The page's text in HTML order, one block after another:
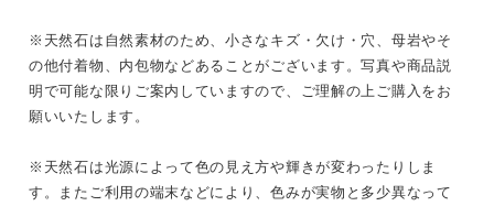
※天然石は自然素材のため、小さなキズ・欠け・穴、母岩やそ
の他付着物、内包物などあることがございます。写真や商品説
明で可能な限りご案内していますので、ご理解の上ご購入をお
願いいたします。
※天然石は光源によって色の見え方や輝きが変わったりしま
す。またご利用の端末などにより、色みが実物と多少異なって